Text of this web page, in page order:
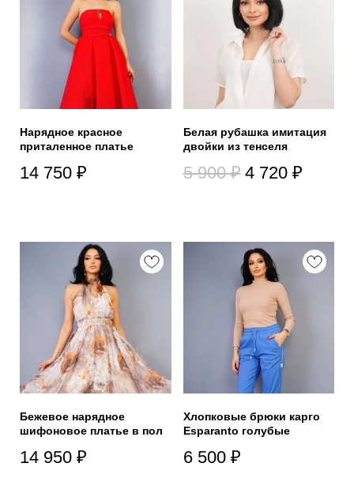
Нарядное красное
приталенное платье
14 750 ₽
Белая рубашка имитация
двойки из тенселя
5 900₽ 4 720 ₽
Бежевое нарядное
шифоновое платье в пол
14 950 ₽
Хлопковые брюки карго
Esparanto голубые
6 500 ₽